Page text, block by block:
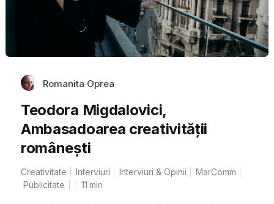
Romanita Oprea
Teodora Migdalovici,
Ambasadoarea creativității
românești
Creativitate Interviuri Interviuri & Opinii
MarComm
Publicitate
11 min